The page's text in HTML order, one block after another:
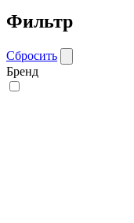
Фильтр
Сбросить
Бренд